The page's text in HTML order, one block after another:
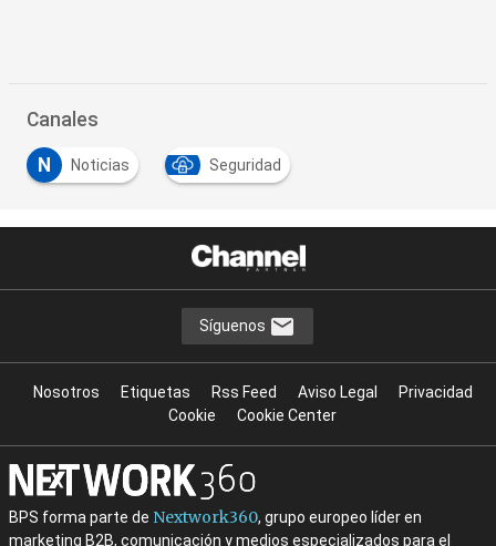
Canales
N Noticias Seguridad
Síguenos
Nosotros Etiquetas Rss Feed Aviso Legal
Privacidad
Cookie
Cookie Center
BPS forma parte de Nextwork360, grupo europeo líder en
marketing B2B, comunicación y medios especializados para el